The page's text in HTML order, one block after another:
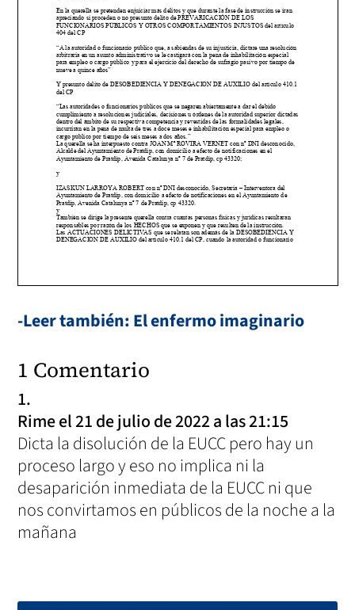
En la querella se pretenden enjuiciar más delitos y que durante la fase de instrucción se iran
apreciando si proceden o no presunto delito de PREVARICACIÓN DE LOS
FUNCIONARIOS PÚBLICOS Y OTROS COMPORTAMIENTOS INJUSTOS del artículo
404 del CP
“A la autoridad o funcionario público que, a sabiendas de su injusticia, dictare una resolución
arbitraria en un asunto administrativo se le castigará con la pena de inhabilitación especial
para empleo o cargo público y para el ejercicio del derecho de sufragio pasivo por tiempo de
nueve a quince años”
Y presunto delito de DESOBEDIENCIA Y DENEGACION DE AUXILIO del artículo 410.1
del CP
“Las autoridades o funcionarios públicos que se negaren abiertamente a dar el debido
cumplimiento a resoluciones judiciales, decisiones u órdenes de la autoridad superior dictadas
dentro del ámbito de su respectiva competencia y revestidas de las formalidades legales,
incurrirán en la pena de multa de tres a doce meses e inhabilitación especial para empleo o
cargo público por tiempo de seis meses a dos años.”
La querella se ha interpuesto contra JOAN Mª ROVIRA VERNET con nº DNI desconocido,
Alcalde del Ayuntamiento de Pratdip, con domicilio a efecto de notificaciones en el
Ayuntamiento de Pratdip, Avenida Catalunya nº 7 de Pratdip, cp 43320;
y
IZASKUN LARROYA ROBERT con nº DNI desconocido, Secretaria – Interventora del
Ayuntamiento de Pratdip, con domicilio a efecto de notificaciones en el Ayuntamiento de
Pratdip, Avenida Catalunya nº 7 de Pratdip, cp 43320.
y
También se dirige la presente querella contra cuantas personas físicas y jurídicas resultaran
responsables por razón de los HECHOS que se exponen y que resulten de la instrucción.
Las ACTUACIONES DELICTIVAS que se relatan son además de la DESOBEDIENCIA Y
DENEGACION DE AUXILIO del artículo 410.1 del CP, cuando la autoridad o funcionario
público se niega abiertamente a dar el debido cumplimiento a resoluciones judiciales,
Ayuntamiento de Pratdip lleva desde 2012 intentando reurbanizar la urbanización a través de
un proyecto de reparcelación que siempre ha sido objeto de recursos y desestimada su
inscripción por el Registro de la Propiedad de Falset. Siendo la última publicación en el
2017.
Adjuntando de DOCUMENTO Nº 11 anuncio de la publicación en el BOP.
Sobre este proyecto de reparcelación económica cabe destacar varias irregularidades de tipo
urbanístico:
Abierto el trámite para realizar alegaciones individuales (30 días) no consta que ningún
propietario de la urbanización de Planas de Rei haya recibido las cartas individuales como la
Ley ampara, por cuanto el Ayuntamiento de Pratdip no las ha enviado. Por ello este Texto
Refundido está actuando contrariamente al TRLUC.
Las cartas individuales salieron en fecha 12 de enero de 2022. Adjuntando una a modo de
-Leer también: El enfermo imaginario
1 Comentario
Rimeel 21 de julio de 2022 a las 21:15
Dicta la disolución de la EUCC pero hay un
proceso largo y eso no implica ni la
desaparición inmediata de la EUCC ni que
nos convirtamos en públicos de la noche a la
mañana